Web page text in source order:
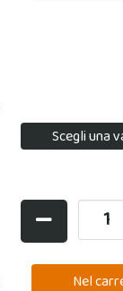
Scegli una